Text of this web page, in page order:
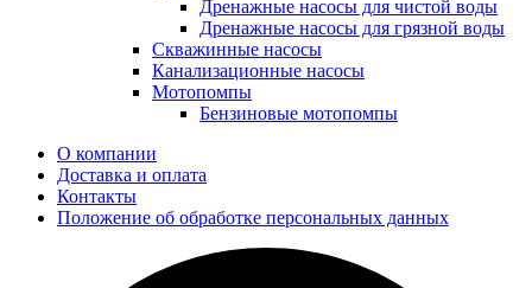
Дренажные насосы для чистой воды
Дренажные насосы для грязной воды
Скважинные насосы
Канализационные насосы
Мотопомпы
Бензиновые мотопомпы
О компании
Доставка и оплата
Контакты
Положение об обработке персональных данных